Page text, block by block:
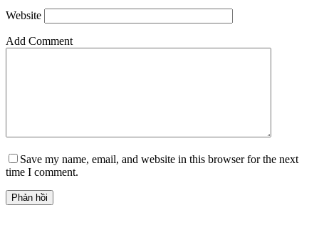
Website
Add Comment
Save my name, email, and website in this browser for the next
time I comment.
Phản hồi